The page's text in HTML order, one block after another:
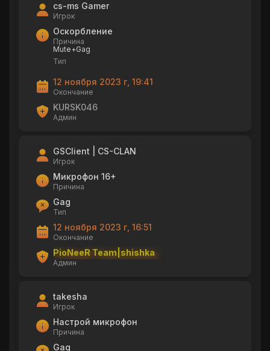
cs-ms Gamer
Игрок
Оскорбление
Причина
Mute+Gag
Тип
12 ноября 2023 г, 19:41
Окончание
KURSK046
Админ
GSClient | CS-CLAN
Игрок
Микрофон 16+
Причина
Gag
Тип
12 ноября 2023 г, 16:51
Окончание
PioNeeR Team|shishka
Админ
takesha
Игрок
Настрой микрофон
Причина
Gag